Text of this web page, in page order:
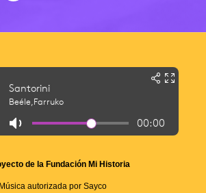
de la Fundación Mi Historia
Música autorizada por Sayco